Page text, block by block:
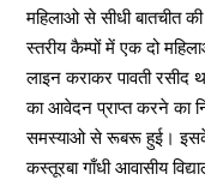
महिलाओ से सीधी बातचीत
स्तरीय कैम्पों में एक दो
लाइन कराकर पावती रसीद
का आवेदन प्राप्त करने का
समस्याओ से रूबरू हुई।
कस्तूरबा गाँधी आवासीय